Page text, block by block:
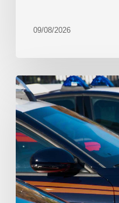
09/08/2026